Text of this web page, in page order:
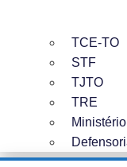
TCE-TO
STF
TJTO
TRE